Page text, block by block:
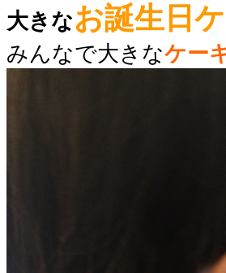
大きなお誕生日
みんなで大きなケー